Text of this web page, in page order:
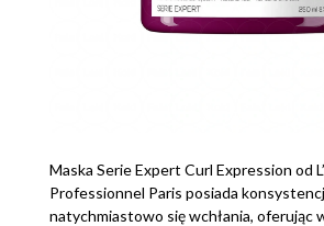
Maska Serie Expert Curl Expression od
Professionnel Paris posiada
natychmiastowo się wchłania, oferując